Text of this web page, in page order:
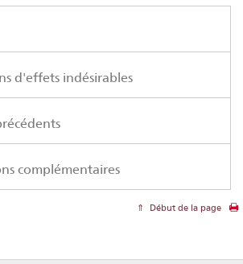
d'effets indésirables
complémentaires
Début de la page